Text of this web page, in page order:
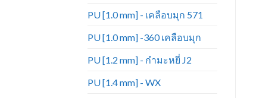
PU [1.0 mm] - เคลือบมุก 571
PU [1.0 mm] -360 เคลือบมุก
PU [1.2 mm] - กำมะหยี่ J2
PU [1.4 mm] - WX